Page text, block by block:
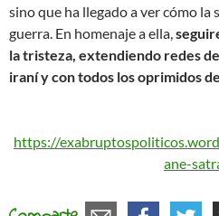
sino que ha llegado a ver cómo
guerra. En homenaje a ella,
la tristeza, extendiendo redes
iraní y con todos los oprimidos
https://
ane-